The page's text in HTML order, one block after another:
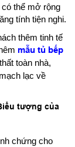
thể mở rộng
tính tiện nghi.
thêm tinh tế
mẫu tủ bếp
toàn nhà,
lạc về
tượng của
chứng cho